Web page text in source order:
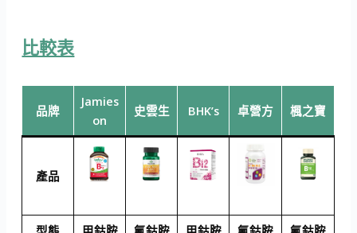
比較表
品牌
Jamies
on
史雲生 BHK’s 卓營方 楓之寶
產品